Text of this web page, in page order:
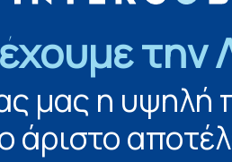
την
μας η υψηλή
άριστο